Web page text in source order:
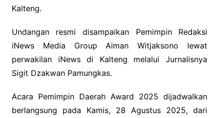
Kalteng.
Undangan resmi disampaikan Pemimpin Redaksi
iNews Media Group Aiman Witjaksono lewat
perwakilan iNews di Kalteng melalui Jurnalisnya
Sigit Dzakwan Pamungkas.
Acara Pemimpin Daerah Award 2025 dijadwalkan
berlangsung pada Kamis, 28 Agustus 2025, dari